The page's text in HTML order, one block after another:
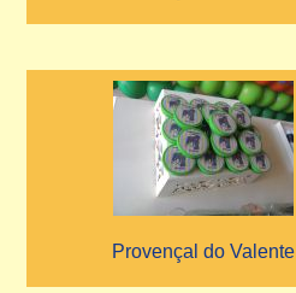
Provençal do Valente